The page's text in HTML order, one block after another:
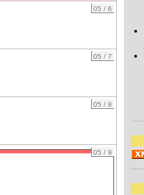
05 / 6
05 / 7
05 / 8
05 / 9